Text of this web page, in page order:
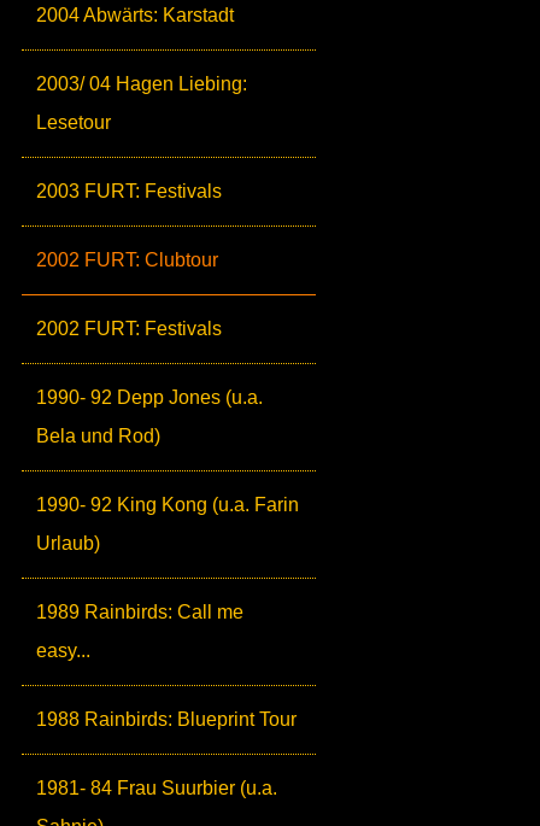
2004 Abwärts: Karstadt
2003/ 04 Hagen Liebing:
Lesetour
2003 FURT: Festivals
2002 FURT: Clubtour
2002 FURT: Festivals
1990- 92 Depp Jones (u.a.
Bela und Rod)
1990- 92 King Kong (u.a. Farin
Urlaub)
1989 Rainbirds: Call me
easy...
1988 Rainbirds: Blueprint Tour
1981- 84 Frau Suurbier (u.a.